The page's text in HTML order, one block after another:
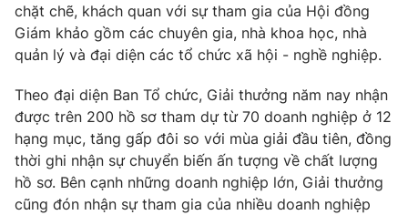
chặt chẽ, khách quan với sự tham gia của Hội đồng
Giám khảo gồm các chuyên gia, nhà khoa học, nhà
quản lý và đại diện các tổ chức xã hội - nghề nghiệp.
Theo đại diện Ban Tổ chức, Giải thưởng năm nay nhận
được trên 200 hồ sơ tham dự từ 70 doanh nghiệp ở 12
hạng mục, tăng gấp đôi so với mùa giải đầu tiên, đồng
thời ghi nhận sự chuyển biến ấn tượng về chất lượng
hồ sơ. Bên cạnh những doanh nghiệp lớn, Giải thưởng
cũng đón nhận sự tham gia của nhiều doanh nghiệp